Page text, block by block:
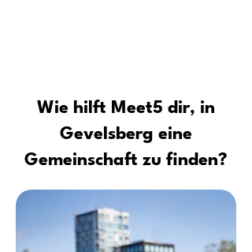
Wie hilft Meet5 dir, in
Gevelsberg eine
Gemeinschaft zu finden?